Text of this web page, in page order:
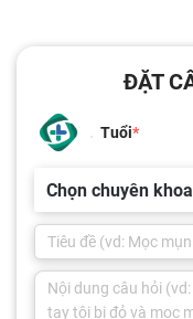
ĐẶT
Tuổi
Chọn chuyên khoa